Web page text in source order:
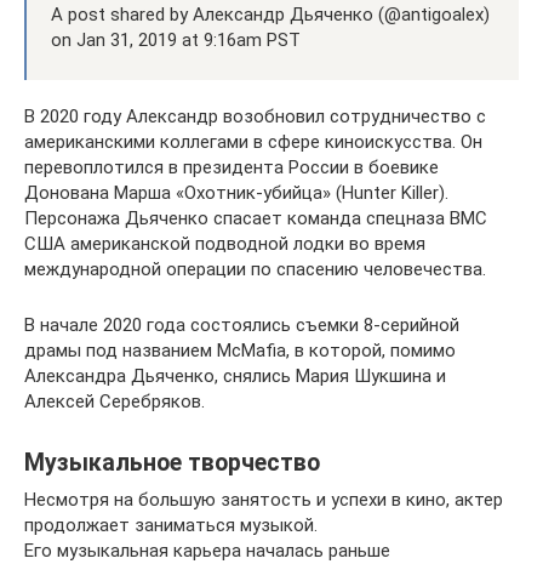
A post shared by Александр Дьяченко (@antigoalex)
on Jan 31, 2019 at 9:16am PST
В 2020 году Александр возобновил сотрудничество с
американскими коллегами в сфере киноискусства. Он
перевоплотился в президента России в боевике
Донована Марша «Охотник-убийца» (Hunter Killer).
Персонажа Дьяченко спасает команда спецназа ВМС
США американской подводной лодки во время
международной операции по спасению человечества.
В начале 2020 года состоялись съемки 8-серийной
драмы под названием McMafia, в которой, помимо
Александра Дьяченко, снялись Мария Шукшина и
Алексей Серебряков.
Музыкальное творчество
Несмотря на большую занятость и успехи в кино, актер
продолжает заниматься музыкой.
Его музыкальная карьера началась раньше